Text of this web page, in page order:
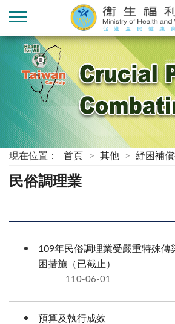
現在位置： 首頁 其他 紓困補
民俗調理業
109年民俗調理業受嚴重特殊傳
困措施（已截止）
110-06-01
預算及執行成效